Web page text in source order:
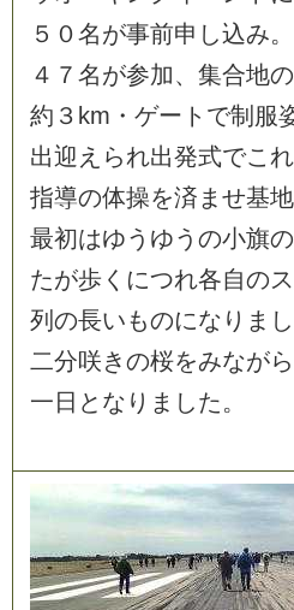
５ ０名が事前申 し込み。
４ ７ 名が参加、 集合地の
約 ３ km ・ ゲー ト で制 服
出迎 え られ出発式でこ れ
指導の体操を済 ま せ基地
最初はゆう ゆう の小旗の
たが歩 く につれ各自のス
列 の長いものにな り ま し
二分咲きの桜をみながら
一 日 と な り ま した。